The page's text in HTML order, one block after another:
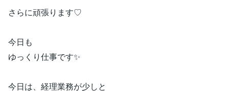
さらに頑張ります♡
今日も
ゆっくり仕事です✨
今日は、経理業務が少しと